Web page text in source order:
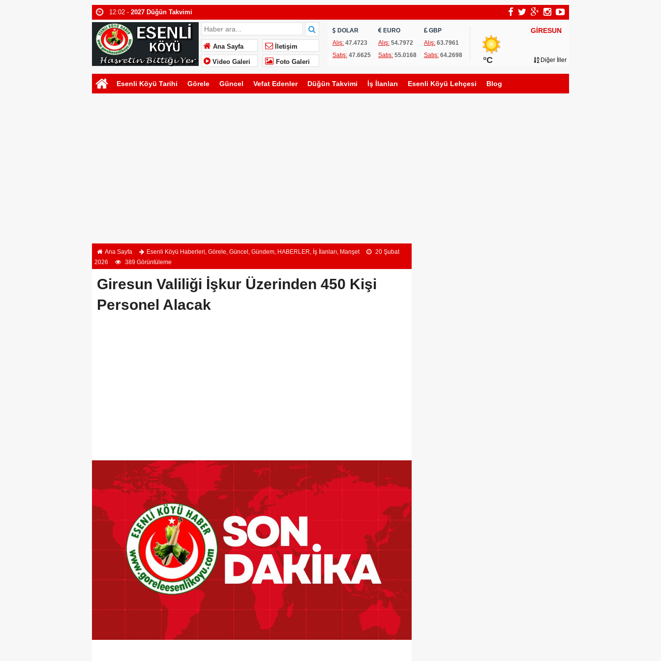
12:02 - 2027 Düğün Takvimi
11:46 - Fikret Karakoç | Gülüzar Öztürk Çiftinin Düğününe Davetlisiniz
16:30 -Esenli Köyü 2026 Düğün Takvimi
22:57 -Emre Berat Yılmaz & Sare Daloğlu Çiftinin Düğününe Davetlisiniz
Ana Sayfa İletişim
Video Galeri Foto Galeri
DOLAR
Alış: 47.4723
Satış: 47.6625
EURO
Alış:54.7972
Satış:55.0168
GBP
Alış:63.7961
Satış:64.2698
GİRESUN
°C Diğer İller
Esenli Köyü Tarihi Görele Güncel Vefat Edenler Düğün Takvimi İş İlanları Esenli Köyü Lehçesi Blog
Ana Sayfa Esenli Köyü Haberleri, Görele, Güncel , Gündem, HABERLER, İş İlanları, Manşet
20 Şubat
2026
389 Görüntüleme
Giresun Valiliği İşkur Üzerinden 450 Kişi
Personel Alacak